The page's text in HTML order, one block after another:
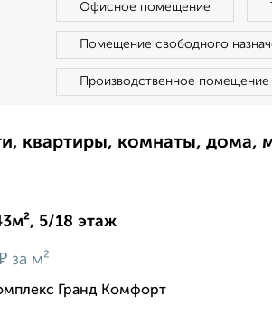
Офисное помещение
Помещение свободного
Производственное помещение
квартиры, комнаты, дома,
5/18 этаж
за м²
Гранд Комфорт